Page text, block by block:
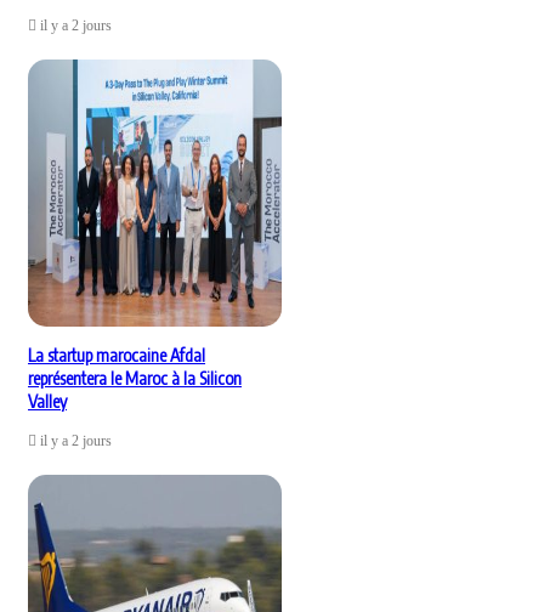
il y a 2 jours
La startup marocaine Afdal
représentera le Maroc à la Silicon
Valley
il y a 2 jours